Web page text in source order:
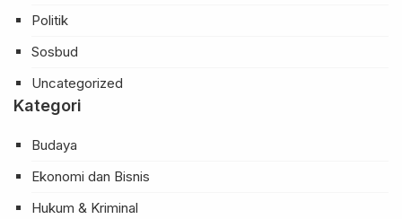
Politik
Sosbud
Uncategorized
Kategori
Budaya
Ekonomi dan Bisnis
Hukum & Kriminal